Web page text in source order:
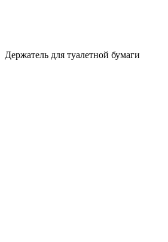
Держатель для туалетной бумаги